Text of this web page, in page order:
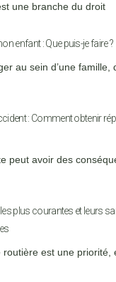
une branche du droit
enfant : Que puis-je faire ?
au sein d’une famille,
: Comment obtenir
peut avoir des
plus courantes et leurs
routière est une priorité,